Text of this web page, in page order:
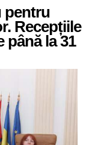
pentru
Recepțiile
până la 31